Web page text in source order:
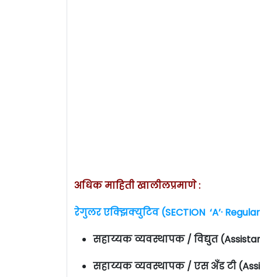
अधिक माहिती खालीलप्रमाणे :
रेगुलर एक्झिक्युटिव (SECTION ‘A’·
सहाय्यक व्यवस्थापक / विद्युत
सहाय्यक व्यवस्थापक / एस अँड टी